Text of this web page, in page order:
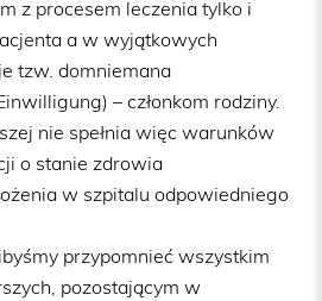
z procesem leczenia tylko i
a w wyjątkowych
tzw. domniemana
– członkom rodziny.
nie spełnia więc warunków
o stanie zdrowia
w szpitalu odpowiedniego
przypomnieć wszystkim
pozostającym w